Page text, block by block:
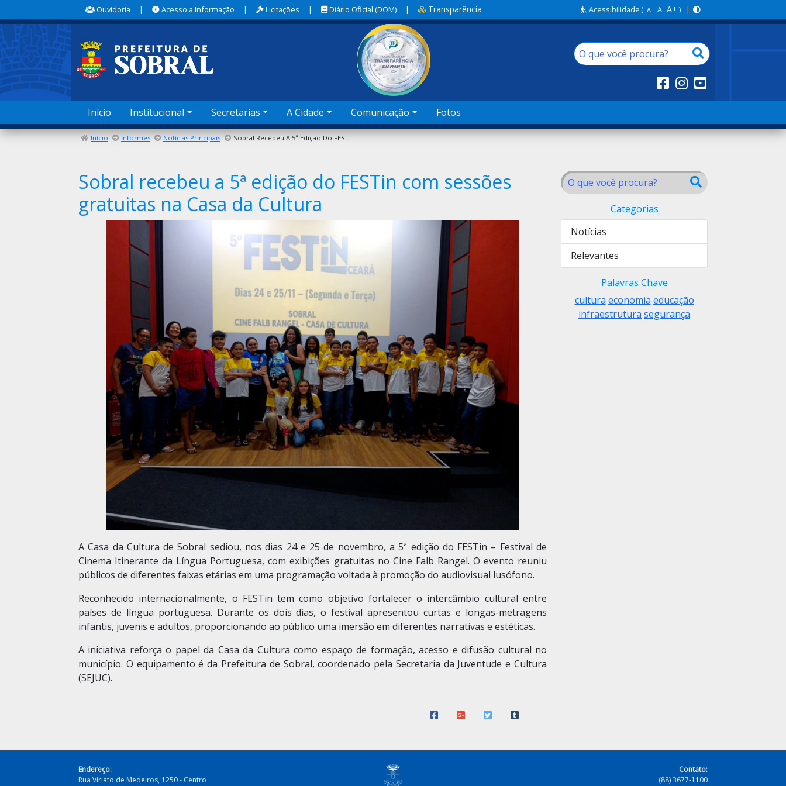
Ouvidoria | Acesso a Informação | Licitações | Diário Oficial (DOM) | Transparência Acessibilidade( A- A A+ ) |
Início Institucional Secretarias A Cidade Comunicação Fotos
Início Informes Notícias Principais Sobral Recebeu A 5ª Edição Do FESTin Com Sessões Gratuitas Na Casa Da Cultura
Categorias
Notícias
Relevantes
Palavras Chave
cultura economia educação
infraestrutura segurança
Sobral recebeu a 5ª edição do FESTin com sessões
gratuitas na Casa da Cultura
A Casa da Cultura de Sobral sediou, nos dias 24 e 25 de novembro, a 5ª edição do FESTin – Festival de
Cinema Itinerante da Língua Portuguesa, com exibições gratuitas no Cine Falb Rangel. O evento reuniu
públicos de diferentes faixas etárias em uma programação voltada à promoção do audiovisual lusófono.
Reconhecido internacionalmente, o FESTin tem como objetivo fortalecer o intercâmbio cultural entre
países de língua portuguesa. Durante os dois dias, o festival apresentou curtas e longas-metragens
infantis, juvenis e adultos, proporcionando ao público uma imersão em diferentes narrativas e estéticas.
A iniciativa reforça o papel da Casa da Cultura como espaço de formação, acesso e difusão cultural no
município. O equipamento é da Prefeitura de Sobral,coordenado pela Secretaria da Juventude e Cultura
(SEJUC).
Endereço:
Rua Viriato de Medeiros, 1250 - Centro
Contato:
(88) 3677-1100